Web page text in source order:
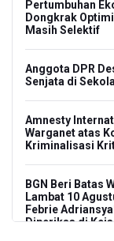
Pertumbuhan
Dongkrak
Masih Selektif
Anggota DPR
Senjata di
Amnesty
Warganet atas
Kriminalisasi
BGN Beri Batas
Lambat 10
Febrie
Diperiksa di